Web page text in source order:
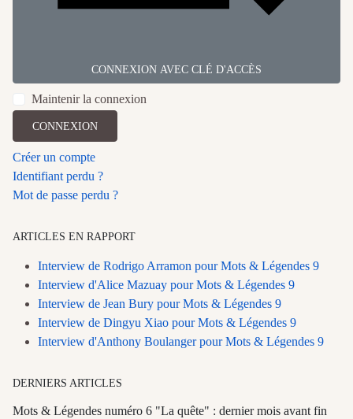
CONNEXION AVEC CLÉ D'ACCÈS
Maintenir la connexion
CONNEXION
Créer un compte
Identifiant perdu ?
Mot de passe perdu ?
ARTICLES EN RAPPORT
Interview de Rodrigo Arramon pour Mots & Légendes 9
Interview d'Alice Mazuay pour Mots & Légendes 9
Interview de Jean Bury pour Mots & Légendes 9
Interview de Dingyu Xiao pour Mots & Légendes 9
Interview d'Anthony Boulanger pour Mots & Légendes 9
DERNIERS ARTICLES
Mots & Légendes numéro 6 "La quête" : dernier mois avant fin